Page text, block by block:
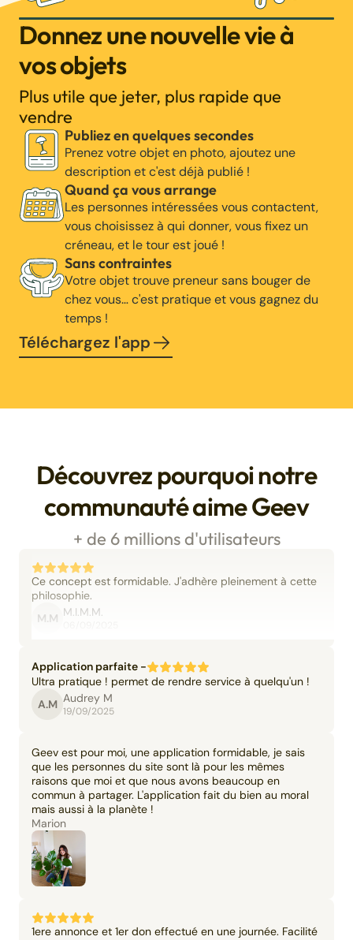
Donnez une nouvelle vie à
vos objets
Plus utile que jeter, plus rapide que
vendre
Publiez en quelques secondes
Prenez votre objet en photo, ajoutez une
description et c'est déjà publié !
Quand ça vous arrange
Les personnes intéressées vous contactent,
vous choisissez à qui donner, vous fixez un
créneau, et le tour est joué !
Sans contraintes
Votre objet trouve preneur sans bouger de
chez vous… c'est pratique et vous gagnez du
temps !
Téléchargez l'app
Découvrez pourquoi notre
communauté aime Geev
+ de 6 millions d'utilisateurs
Ce concept est formidable. J'adhère pleinement à cette
philosophie.
M.M M.I.M.M.
Application parfaite -
Ultra pratique ! permet de rendre service à quelqu'un !
A.M Audrey M
19/09/2025
Geev est pour moi, une application formidable, je sais
que les personnes du site sont là pour les mêmes
raisons que moi et que nous avons beaucoup en
commun à partager. L'application fait du bien au moral
mais aussi à la planète !
Marion
1ere annonce et 1er don effectué en une journée. Facilité